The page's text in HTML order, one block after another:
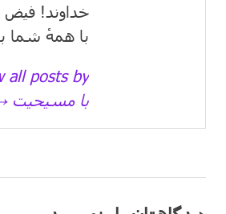
خداوند!
با همهٔ شما
با مسیحیت